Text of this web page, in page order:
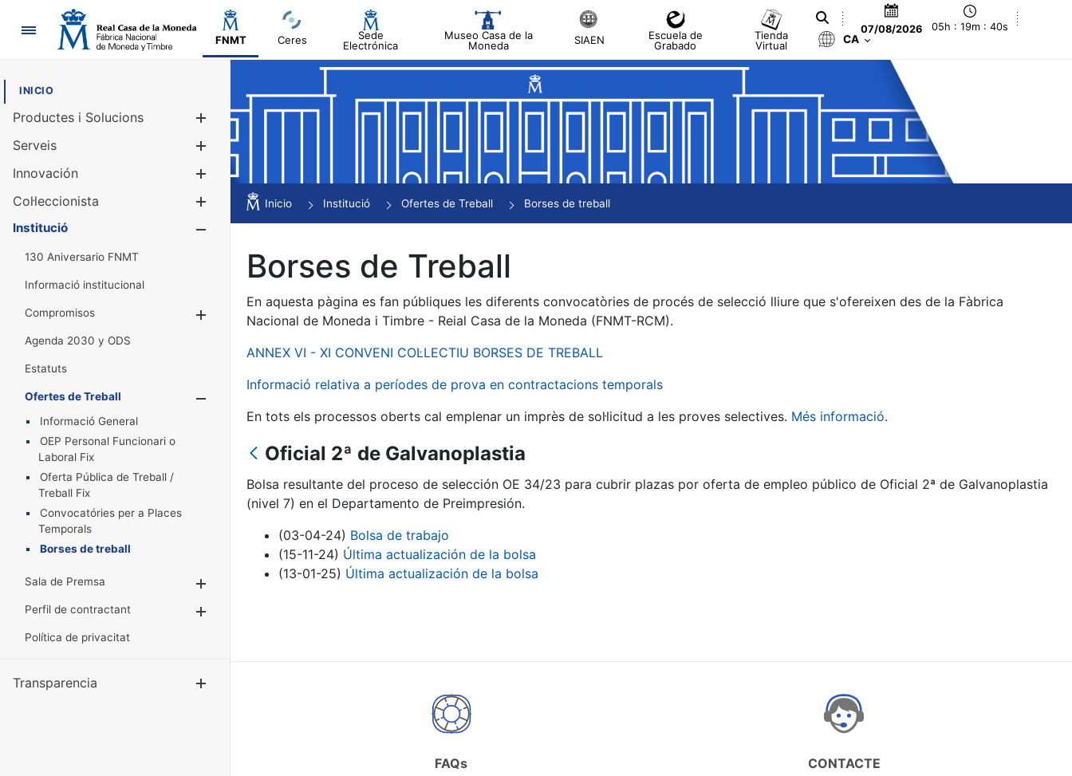
Navegació
FNMT Ceres
Sede
Electrónica
Museo Casa de la
Moneda
SIAEN
Escuela de
Grabado
Tienda
Virtual
07/08/2026 05h : 19m : 40s
CA
INICIO
Productes i Solucions
Mostra/Amaga
Serveis
Innovación
Col·leccionista
Mostra/Amaga
Institució
130 Aniversario FNMT
Informació institucional
Compromisos
Mostra/Amaga
Agenda 2030 y ODS
Estatuts
Ofertes de Treball
Informació General
OEP Personal Funcionari o
Laboral Fix
Oferta Pública de Treball /
Treball Fix
Convocatóries per a Places
Temporals
Borses de treball
Sala de Premsa
Mostra/Amaga
Perfil de contractant
Política de privacitat
Transparencia
Inicio Institució Ofertes de Treball Borses de treball
Borses de Treball
En aquesta pàgina es fan públiques les diferents convocatòries de procés de selecció lliure que s'ofereixen des de la Fàbrica
Nacional de Moneda i Timbre - Reial Casa de la Moneda (FNMT-RCM).
ANNEX VI - XI CONVENI COL·LECTIU BORSES DE TREBALL
Informació relativa a períodes de prova en contractacions temporals
En tots els processos oberts cal emplenar un imprès de sol·licitud a les proves selectives. Més informació.
Oficial 2ª de Galvanoplastia
Bolsa resultante del proceso de selección OE 34/23 para cubrir plazas por oferta de empleo público de Oficial 2ª de Galvanoplastia
(nivel 7) en el Departamento de Preimpresión.
(03-04-24) Bolsa de trabajo
(15-11-24) Última actualización de la bolsa
(13-01-25) Última actualización de la bolsa
FAQs
CONTACTE